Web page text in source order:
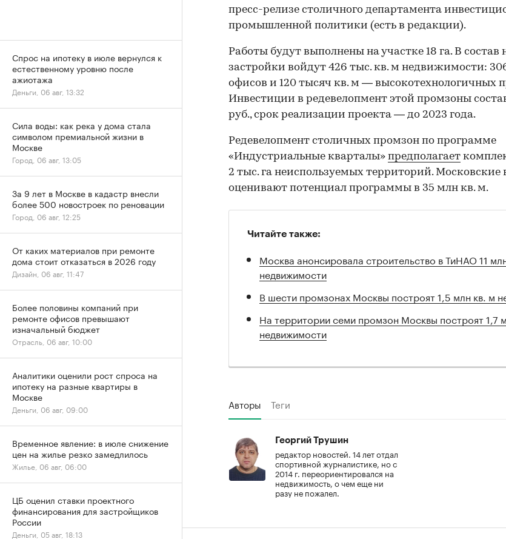
пресс-релизе столичного департамента
промышленной политики (есть в редакции).
Работы будут выполнены на участке 18 га. В состав
застройки войдут 426 тыс. кв. м недвижимости:
офисов и 120 тысяч кв. м — высокотехнологичных
Инвестиции в редевелопмент этой промзоны
руб., срок реализации проекта — до 2023 года.
Редевелопмент столичных промзон по программе
«Индустриальные кварталы» предполагает
2 тыс. га неиспользуемых территорий. Московские
оценивают потенциал программы в 35 млн кв. м.
Читайте также:
Москва анонсировала строительство в ТиНАО 11
недвижимости
В шести промзонах Москвы построят 1,5 млн кв. м
На территории семи промзон Москвы построят 1,7
недвижимости
Авторы Теги
Георгий Трушин
редактор новостей. 14 лет отдал
спортивной журналистике, но с
2014 г. переориентировался на
недвижимость, о чем еще ни
разу не пожалел.
Спрос на ипотеку в июле вернулся к
естественному уровню после
ажиотажа
Деньги, 06 авг, 13:32
Сила воды: как река у дома стала
символом премиальной жизни в
Москве
Город, 06 авг, 13:05
За 9 лет в Москве в кадастр внесли
более 500 новостроек по реновации
Город, 06 авг, 12:25
От каких материалов при ремонте
дома стоит отказаться в 2026 году
Дизайн, 06 авг, 11:47
Более половины компаний при
ремонте офисов превышают
изначальный бюджет
Отрасль, 06 авг, 10:00
Аналитики оценили рост спроса на
ипотеку на разные квартиры в
Москве
Деньги, 06 авг, 09:00
Временное явление: в июле снижение
цен на жилье резко замедлилось
Жилье, 06 авг, 06:00
ЦБ оценил ставки проектного
финансирования для застройщиков
России
Деньги, 05 авг, 18:13